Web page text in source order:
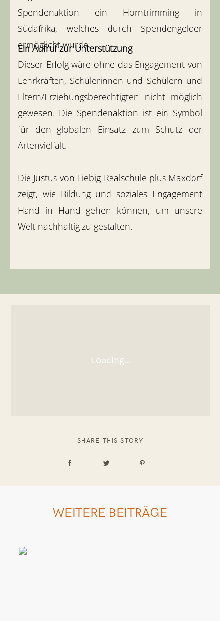
Ein Aufruf zur Unterstützung
Dieser Erfolg wäre ohne das Engagement von
Lehrkräften, Schülerinnen und Schülern und
Eltern/Erziehungsberechtigten nicht möglich
gewesen. Die Spendenaktion ist ein Symbol
für den globalen Einsatz zum Schutz der
Artenvielfalt.
Die Justus-von-Liebig-Realschule plus Maxdorf
zeigt, wie Bildung und soziales Engagement
Hand in Hand gehen können, um unsere
Welt nachhaltig zu gestalten.
Spendenaktion ein Horntrimming in
Südafrika, welches durch Spendengelder
ermöglicht wurde.
SHARE THIS STORY
WEITERE BEITRÄGE